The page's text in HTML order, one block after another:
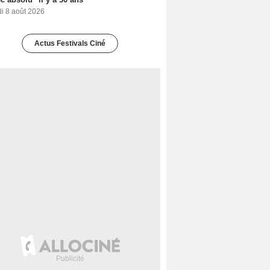
8 août 2026
Actus Festivals Ciné